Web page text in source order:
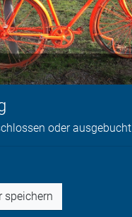
oder ausgebucht
speichern